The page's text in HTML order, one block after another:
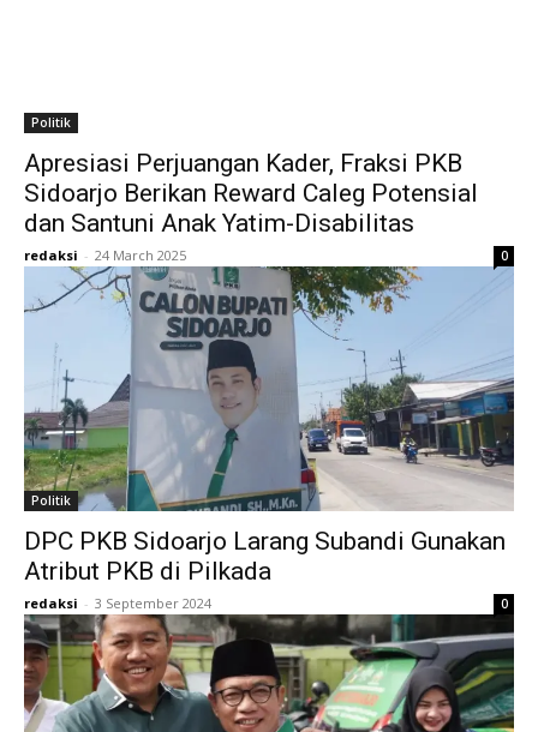
Politik
Apresiasi Perjuangan Kader, Fraksi PKB
Sidoarjo Berikan Reward Caleg Potensial
dan Santuni Anak Yatim-Disabilitas
redaksi - 24 March 2025 0
Politik
DPC PKB Sidoarjo Larang Subandi Gunakan
Atribut PKB di Pilkada
redaksi - 3 September 2024 0